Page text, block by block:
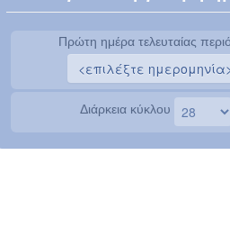
Πρώτη ημέρα τελευταίας
Διάρκεια κύκλου